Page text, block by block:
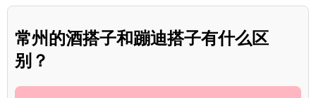
常州的酒搭子和蹦迪搭子有什么区
别？